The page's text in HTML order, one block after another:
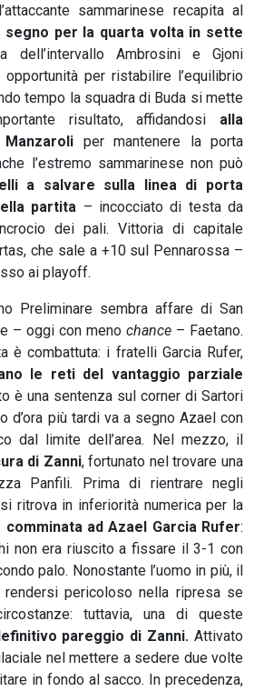
sammarinese recapita al
segno per la quarta volta in sette
dell’intervallo Ambrosini e Gjoni
per ristabilire l’equilibrio
tempo la squadra di Buda si mette
risultato, affidandosi alla
per mantenere la porta
l’estremo sammarinese non può
a salvare sulla linea di porta
partita – incocciato di testa da
dei pali. Vittoria di capitale
che sale a +10 sul Pennarossa –
ai playoff.
Preliminare sembra affare di San
– oggi con meno chance – Faetano.
è combattuta: i fratelli Garcia Rufer,
le reti del vantaggio parziale
è una sentenza sul corner di Sartori
d’ora più tardi va a segno Azael con
dal limite dell’area. Nel mezzo, il
di Zanni, fortunato nel trovare una
Panfili. Prima di rientrare negli
ritrova in inferiorità numerica per la
comminata ad Azael Garcia Rufer:
non era riuscito a fissare il 3-1 con
palo. Nonostante l’uomo in più, il
rendersi pericoloso nella ripresa se
tuttavia, una di queste
pareggio di Zanni. Attivato
nel mettere a sedere due volte
in fondo al sacco. In precedenza,